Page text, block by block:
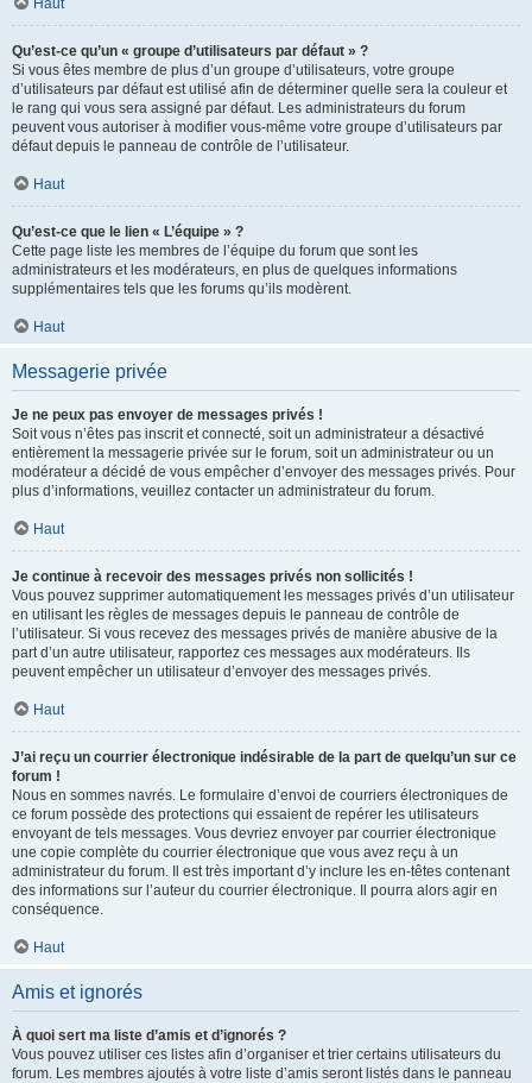
Haut
Qu’est-ce qu’un « groupe d’utilisateurs par défaut » ?
Si vous êtes membre de plus d’un groupe d’utilisateurs, votre groupe
d’utilisateurs par défaut est utilisé afin de déterminer quelle sera la couleur et
le rang qui vous sera assigné par défaut. Les administrateurs du forum
peuvent vous autoriser à modifier vous-même votre groupe d’utilisateurs par
défaut depuis le panneau de contrôle de l’utilisateur.
Haut
Qu’est-ce que le lien « L’équipe » ?
Cette page liste les membres de l’équipe du forum que sont les
administrateurs et les modérateurs, en plus de quelques informations
supplémentaires tels que les forums qu’ils modèrent.
Haut
Messagerie privée
Je ne peux pas envoyer de messages privés !
Soit vous n’êtes pas inscrit et connecté, soit un administrateur a désactivé
entièrement la messagerie privée sur le forum, soit un administrateur ou un
modérateur a décidé de vous empêcher d’envoyer des messages privés. Pour
plus d’informations, veuillez contacter un administrateur du forum.
Haut
Je continue à recevoir des messages privés non sollicités !
Vous pouvez supprimer automatiquement les messages privés d’un utilisateur
en utilisant les règles de messages depuis le panneau de contrôle de
l’utilisateur. Si vous recevez des messages privés de manière abusive de la
part d’un autre utilisateur, rapportez ces messages aux modérateurs. Ils
peuvent empêcher un utilisateur d’envoyer des messages privés.
Haut
J’ai reçu un courrier électronique indésirable de la part de quelqu’un sur ce
forum !
Nous en sommes navrés. Le formulaire d’envoi de courriers électroniques de
ce forum possède des protections qui essaient de repérer les utilisateurs
envoyant de tels messages. Vous devriez envoyer par courrier électronique
une copie complète du courrier électronique que vous avez reçu à un
administrateur du forum. Il est très important d’y inclure les en-têtes contenant
des informations sur l’auteur du courrier électronique. Il pourra alors agir en
conséquence.
Haut
Amis et ignorés
À quoi sert ma liste d’amis et d’ignorés ?
Vous pouvez utiliser ces listes afin d’organiser et trier certains utilisateurs du
forum. Les membres ajoutés à votre liste d’amis seront listés dans le panneau